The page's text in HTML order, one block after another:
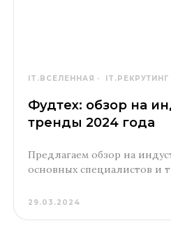
IT.ВСЕЛЕННАЯ IT.РЕКРУТИНГ
Фудтех: обзор на
тренды 2024 года
Предлагаем обзор на
основных специалистов и
29.03.2024